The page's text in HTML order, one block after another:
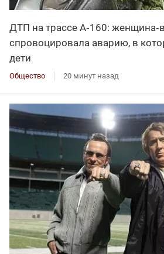
ДТП на трассе А‑160:
спровоцировала аварию, в
дети
Общество 20 минут назад